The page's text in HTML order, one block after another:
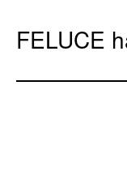
FELUCE